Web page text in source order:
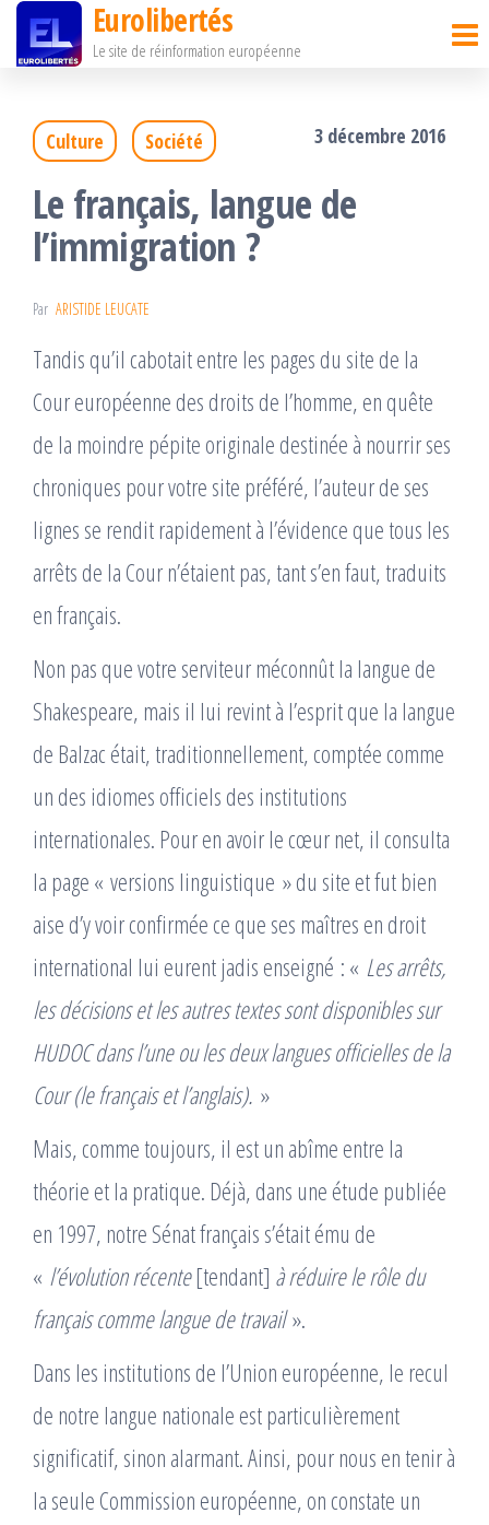
Passer
Eurolibertés
Le site de réinformation européenne
Culture Société 3 décembre 2016
Le français, langue de
l’immigration ?
Par ARISTIDE LEUCATE
Tandis qu’il cabotait entre les pages du site de la
Cour européenne des droits de l’homme, en quête
de la moindre pépite originale destinée à nourrir ses
chroniques pour votre site préféré, l’auteur de ses
lignes se rendit rapidement à l’évidence que tous les
arrêts de la Cour n’étaient pas, tant s’en faut, traduits
en français.
Non pas que votre serviteur méconnût la langue de
Shakespeare, mais il lui revint à l’esprit que la langue
de Balzac était, traditionnellement, comptée comme
un des idiomes officiels des institutions
internationales. Pour en avoir le cœur net, il consulta
la page « versions linguistique » du site et fut bien
aise d’y voir confirmée ce que ses maîtres en droit
international lui eurent jadis enseigné : « Les arrêts,
les décisions et les autres textes sont disponibles sur
HUDOC dans l’une ou les deux langues officielles de la
Cour (le français et l’anglais). »
Mais, comme toujours, il est un abîme entre la
théorie et la pratique. Déjà, dans une étude publiée
en 1997, notre Sénat français s’était ému de
« l’évolution récente[tendant] à réduire le rôle du
français comme langue de travail».
Dans les institutions de l’Union européenne, le recul
de notre langue nationale est particulièrement
significatif, sinon alarmant. Ainsi, pour nous en tenir à
la seule Commission européenne, on constate un